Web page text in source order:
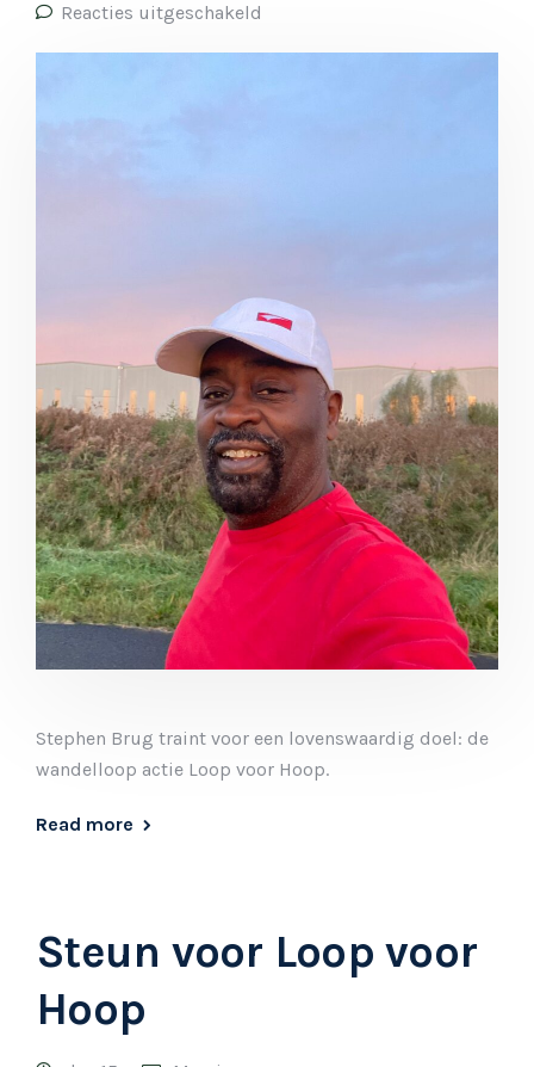
Reacties uitgeschakeld
Stephen Brug traint voor een lovenswaardig doel: de
wandelloop actie Loop voor Hoop.
Read more
Steun voor Loop voor
Hoop